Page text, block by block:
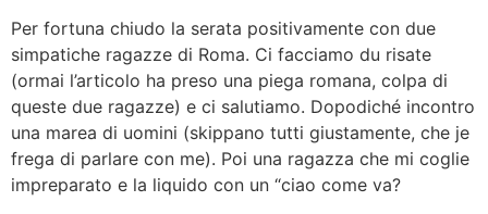
Per fortuna chiudo la serata positivamente con due
simpatiche ragazze di Roma. Ci facciamo du risate
(ormai l’articolo ha preso una piega romana, colpa di
queste due ragazze) e ci salutiamo. Dopodiché incontro
una marea di uomini (skippano tutti giustamente, che je
frega di parlare con me). Poi una ragazza che mi coglie
impreparato e la liquido con un “ciao come va?